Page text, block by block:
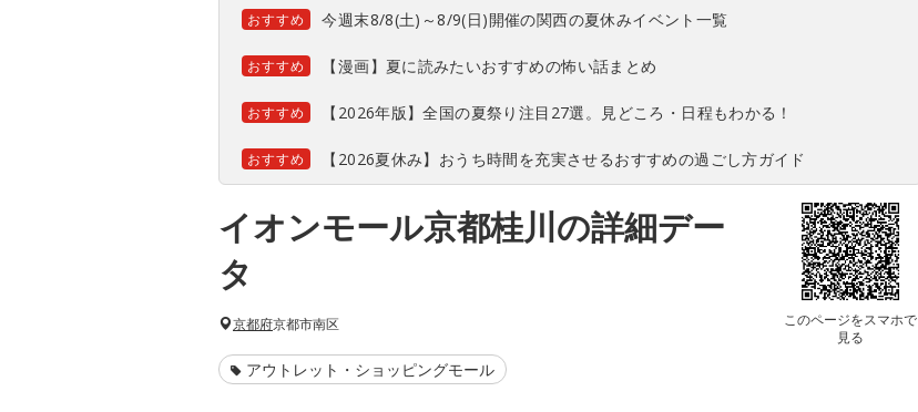
おすすめ 今週末8/8(土)～8/9(日)開催の関西の夏休みイベント一覧
おすすめ 【漫画】夏に読みたいおすすめの怖い話まとめ
おすすめ 【2026年版】全国の夏祭り注目27選。見どころ・日程もわかる！
おすすめ 【2026夏休み】おうち時間を充実させるおすすめの過ごし方ガイド
イオンモール京都桂川の詳細デー
タ
このページをスマホで
見る
京都府京都市南区
アウトレット・ショッピングモール